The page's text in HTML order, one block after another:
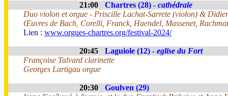
21:00 Chartres (28) - cathédrale
Duo violon et orgue - Priscille Lachat-Sarrete (violon) &
Œuvres de Bach, Corelli, Franck, Haendel, Massenet,
Lien : www.orgues-chartres.org/festival-2024/
20:45 Laguiole (12) - eglise du Fort
Françoise Talvard clarinette
Georges Lartigau orgue
20:30
Goulven (29)